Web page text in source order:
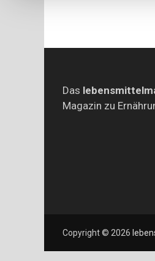
Das
Magazin zu
Copyright © 2026